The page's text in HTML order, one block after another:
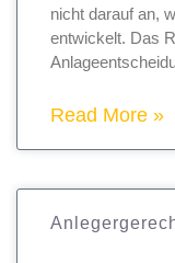
nicht darauf an,
entwickelt. Das
Read More »